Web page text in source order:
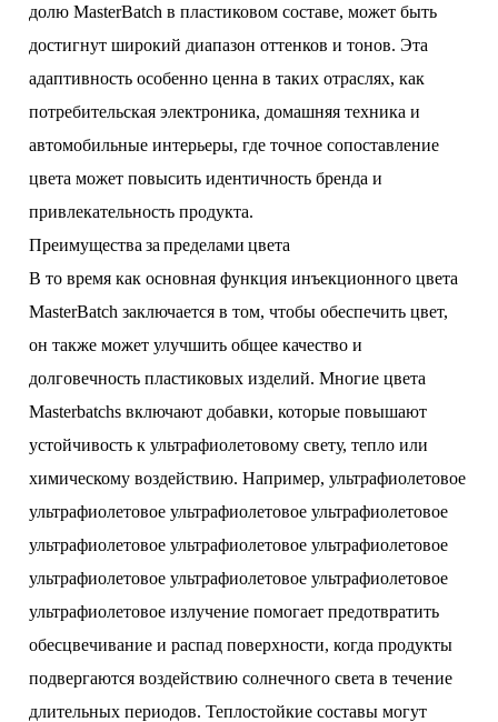
долю MasterBatch в пластиковом составе, может быть
достигнут широкий диапазон оттенков и тонов. Эта
адаптивность особенно ценна в таких отраслях, как
потребительская электроника, домашняя техника и
автомобильные интерьеры, где точное сопоставление
цвета может повысить идентичность бренда и
привлекательность продукта.
Преимущества за пределами цвета
В то время как основная функция инъекционного цвета
MasterBatch заключается в том, чтобы обеспечить цвет,
он также может улучшить общее качество и
долговечность пластиковых изделий. Многие цвета
Masterbatchs включают добавки, которые повышают
устойчивость к ультрафиолетовому свету, тепло или
химическому воздействию. Например, ультрафиолетовое
ультрафиолетовое ультрафиолетовое ультрафиолетовое
ультрафиолетовое ультрафиолетовое ультрафиолетовое
ультрафиолетовое ультрафиолетовое ультрафиолетовое
ультрафиолетовое излучение помогает предотвратить
обесцвечивание и распад поверхности, когда продукты
подвергаются воздействию солнечного света в течение
длительных периодов. Теплостойкие составы могут